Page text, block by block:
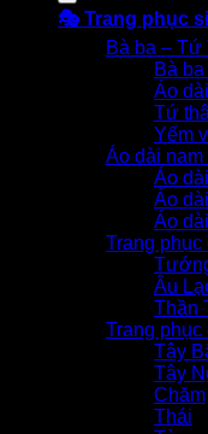
🎭 Trang phục
Bà ba – Tứ
Bà
Áo
Tứ
Yếm
Áo dài
Áo
Áo
Áo
Trang phục
Âu
Thần
Trang phục
Tây
Tây
Chăm
Thái